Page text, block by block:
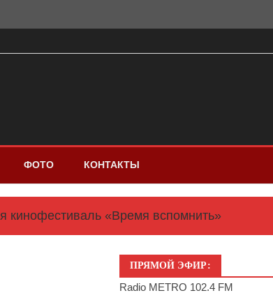
ФОТО КОНТАКТЫ
кинофестиваль «Время вспомнить»
ПРЯМОЙ ЭФИР:
Radio METRO 102.4 FM